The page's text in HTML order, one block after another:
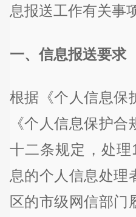
息报送工作有关事
一、信息报送要求
根据《个人信息保
《个人信息保护
十二条规定，处
息的个人信息处理
区的市级网信部门